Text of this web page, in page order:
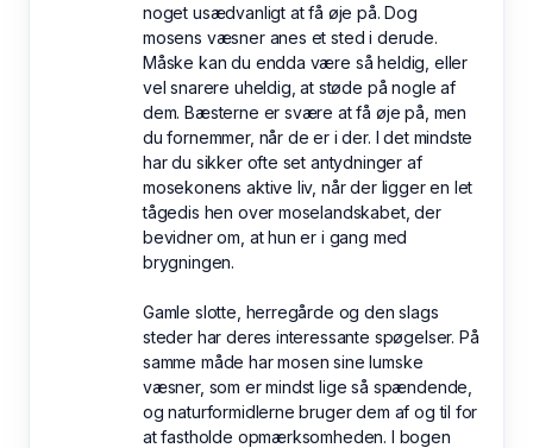
noget usædvanligt at få øje på. Dog
mosens væsner anes et sted i derude.
Måske kan du endda være så heldig, eller
vel snarere uheldig, at støde på nogle af
dem. Bæsterne er svære at få øje på, men
du fornemmer, når de er i der. I det mindste
har du sikker ofte set antydninger af
mosekonens aktive liv, når der ligger en let
tågedis hen over moselandskabet, der
bevidner om, at hun er i gang med
brygningen.
Gamle slotte, herregårde og den slags
steder har deres interessante spøgelser. På
samme måde har mosen sine lumske
væsner, som er mindst lige så spændende,
og naturformidlerne bruger dem af og til for
at fastholde opmærksomheden. I bogen